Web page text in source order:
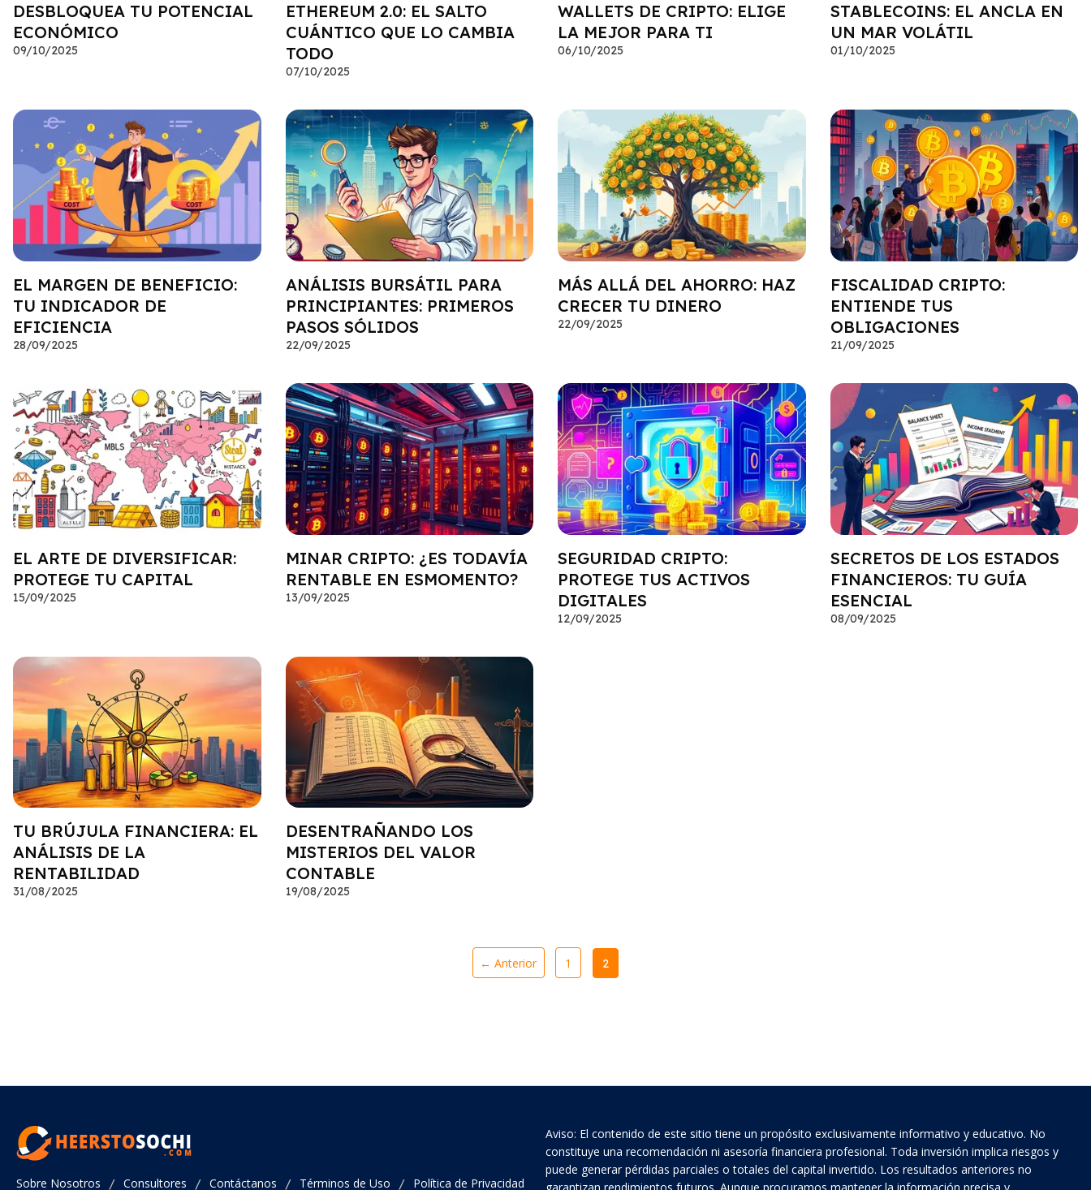
DESBLOQUEA TU POTENCIAL
ECONÓMICO
09/10/2025
ETHEREUM 2.0: EL SALTO
CUÁNTICO QUE LO CAMBIA
TODO
07/10/2025
WALLETS DE CRIPTO: ELIGE
LA MEJOR PARA TI
06/10/2025
STABLECOINS: EL ANCLA EN
UN MAR VOLÁTIL
01/10/2025
EL MARGEN DE BENEFICIO:
TU INDICADOR DE
EFICIENCIA
28/09/2025
ANÁLISIS BURSÁTIL PARA
PRINCIPIANTES: PRIMEROS
PASOS SÓLIDOS
22/09/2025
MÁS ALLÁ DEL AHORRO: HAZ
CRECER TU DINERO
22/09/2025
FISCALIDAD CRIPTO:
ENTIENDE TUS
OBLIGACIONES
21/09/2025
EL ARTE DE DIVERSIFICAR:
PROTEGE TU CAPITAL
15/09/2025
MINAR CRIPTO: ¿ES TODAVÍA
RENTABLE EN ESMOMENTO?
13/09/2025
SEGURIDAD CRIPTO:
PROTEGE TUS ACTIVOS
DIGITALES
12/09/2025
SECRETOS DE LOS ESTADOS
FINANCIEROS: TU GUÍA
ESENCIAL
08/09/2025
TU BRÚJULA FINANCIERA: EL
ANÁLISIS DE LA
RENTABILIDAD
31/08/2025
DESENTRAÑANDO LOS
MISTERIOS DEL VALOR
CONTABLE
19/08/2025
← Anterior 1 2
Sobre Nosotros / Consultores / Contáctanos / Términos de Uso / Política de Privacidad
Aviso: El contenido de este sitio tiene un propósito exclusivamente informativo y educativo. No
constituye una recomendación ni asesoría financiera profesional. Toda inversión implica riesgos y
puede generar pérdidas parciales o totales del capital invertido. Los resultados anteriores no